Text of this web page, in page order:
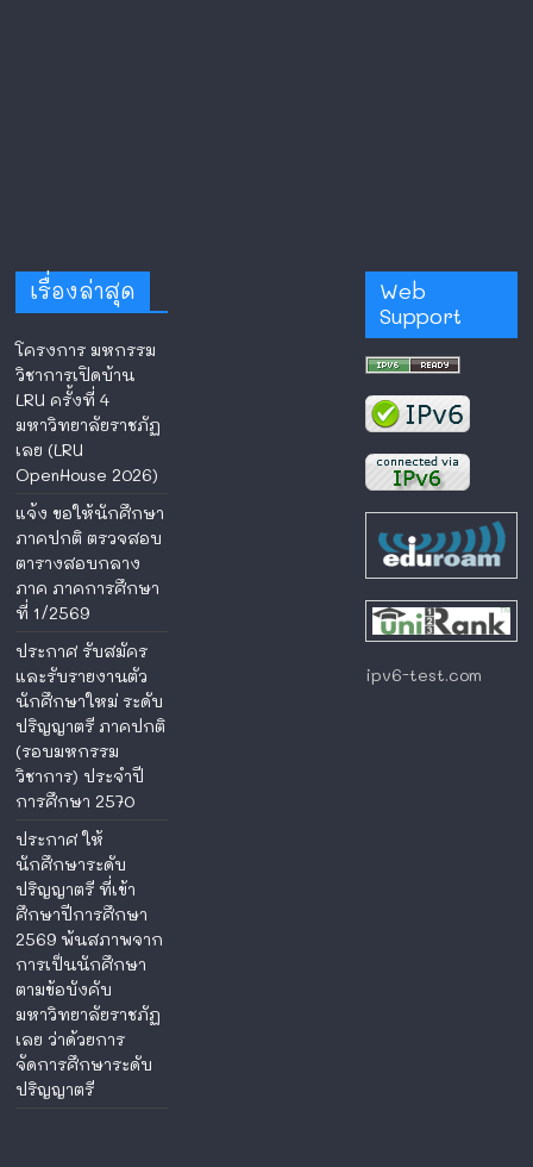
เรื่องล่าสุด
โครงการ มหกรรม
วิชาการเปิดบ้าน
LRU ครั้งที่ 4
มหาวิทยาลัยราชภัฏ
เลย (LRU
OpenHouse 2026)
แจ้ง ขอให้นักศึกษา
ภาคปกติ ตรวจสอบ
ตารางสอบกลาง
ภาค ภาคการศึกษา
ที่ 1/2569
ประกาศ รับสมัคร
และรับรายงานตัว
นักศึกษาใหม่ ระดับ
ปริญญาตรี ภาคปกติ
(รอบมหกรรม
วิชาการ) ประจำปี
การศึกษา 2570
ประกาศ ให้
นักศึกษาระดับ
ปริญญาตรี ที่เข้า
ศึกษาปีการศึกษา
2569 พ้นสภาพจาก
การเป็นนักศึกษา
ตามข้อบังคับ
มหาวิทยาลัยราชภัฏ
เลย ว่าด้วยการ
จัดการศึกษาระดับ
ปริญญาตรี
Web
Support
ipv6-test.com